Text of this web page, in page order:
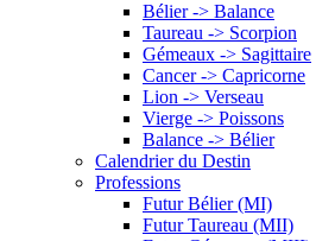
Bélier -> Balance
Taureau -> Scorpion
Gémeaux -> Sagittaire
Cancer -> Capricorne
Lion -> Verseau
Vierge -> Poissons
Balance -> Bélier
Calendrier du Destin
Professions
Futur Bélier (MI)
Futur Taureau (MII)